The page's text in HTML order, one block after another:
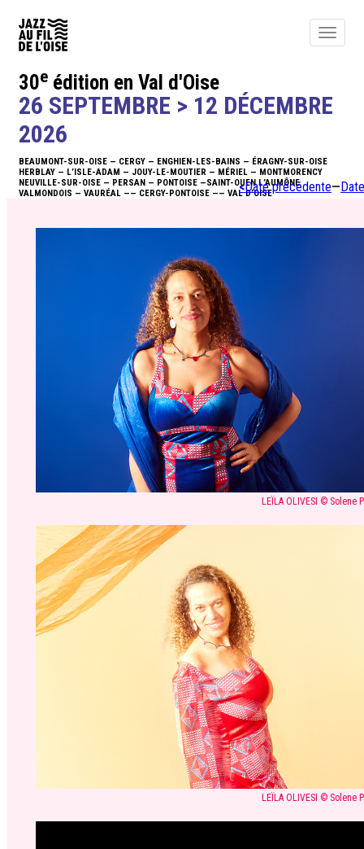
Toggle
ACTUALITÉS
ÉDITO
PROGRAMME
30e édition en Val d'Oise
26 SEPTEMBRE > 12 DÉCEMBRE
2026
BEAUMONT-SUR-OISE — CERGY — ENGHIEN-LES-BAINS — ÉRAGNY-SUR-OISE
HERBLAY — L’ISLE-ADAM — JOUY-LE-MOUTIER — MÉRIEL — MONTMORENCY
NEUVILLE-SUR-OISE — PERSAN — PONTOISE —SAINT-OUEN L’AUMÔNE
VALMONDOIS — VAURÉAL —— CERGY-PONTOISE —— VAL D’OISE
<Date précédente—
LEÏLA OLIVESI © Solene
LEÏLA OLIVESI © Solene